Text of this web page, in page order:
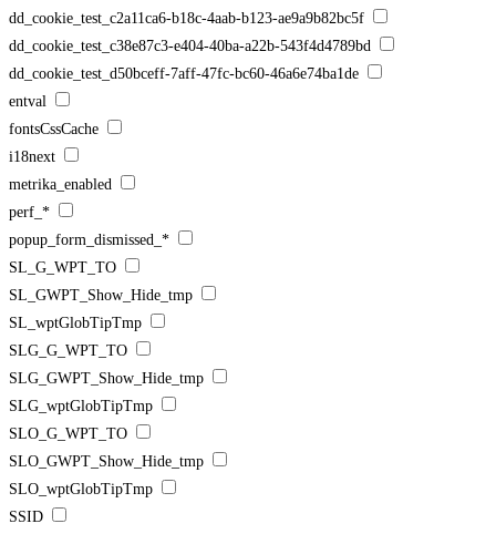
dd_cookie_test_c2a11ca6-b18c-4aab-b123-ae9a9b82bc5f
dd_cookie_test_c38e87c3-e404-40ba-a22b-543f4d4789bd
dd_cookie_test_d50bceff-7aff-47fc-bc60-46a6e74ba1de
entval
fontsCssCache
i18next
metrika_enabled
perf_*
popup_form_dismissed_*
SL_G_WPT_TO
SL_GWPT_Show_Hide_tmp
SL_wptGlobTipTmp
SLG_G_WPT_TO
SLG_GWPT_Show_Hide_tmp
SLG_wptGlobTipTmp
SLO_G_WPT_TO
SLO_GWPT_Show_Hide_tmp
SLO_wptGlobTipTmp
SSID